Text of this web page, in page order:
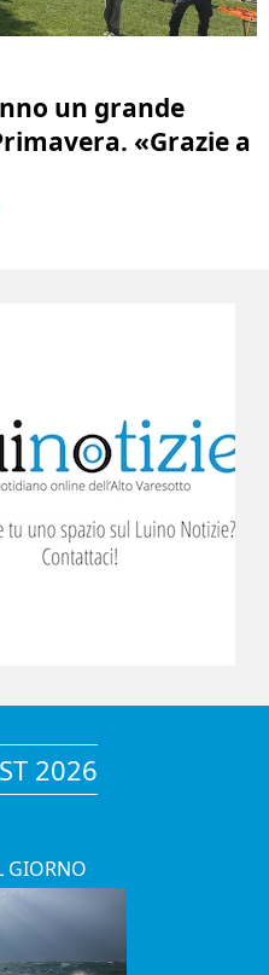
un grande
«Grazie a
2026
GIORNO